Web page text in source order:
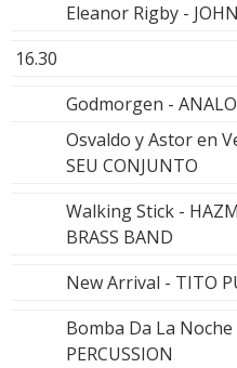
Eleanor Rigby -
16.30
Godmorgen -
Osvaldo y Astor en
SEU CONJUNTO
Walking Stick -
BRASS BAND
New Arrival - TITO
Bomba Da La Noche
PERCUSSION